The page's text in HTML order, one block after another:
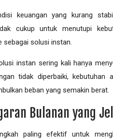
keuangan yang kurang
cukup untuk menutupi
sebagai solusi instan.
instan sering kali hanya
tidak diperbaiki,
beban yang semakin berat.
Bulanan yang
paling efektif untuk